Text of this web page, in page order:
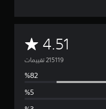
4.51م
ت
و
س